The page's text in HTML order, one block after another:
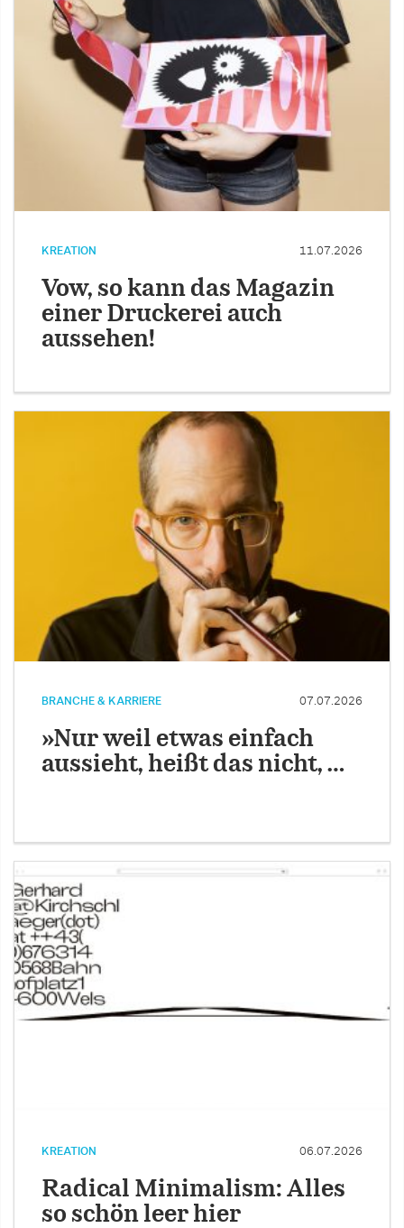
KREATION 11.07.2026
Vow, so kann das Magazin
einer Druckerei auch
aussehen!
BRANCHE & KARRIERE 07.07.2026
»Nur weil etwas einfach
aussieht, heißt das nicht, …
KREATION 06.07.2026
Radical Minimalism: Alles
so schön leer hier